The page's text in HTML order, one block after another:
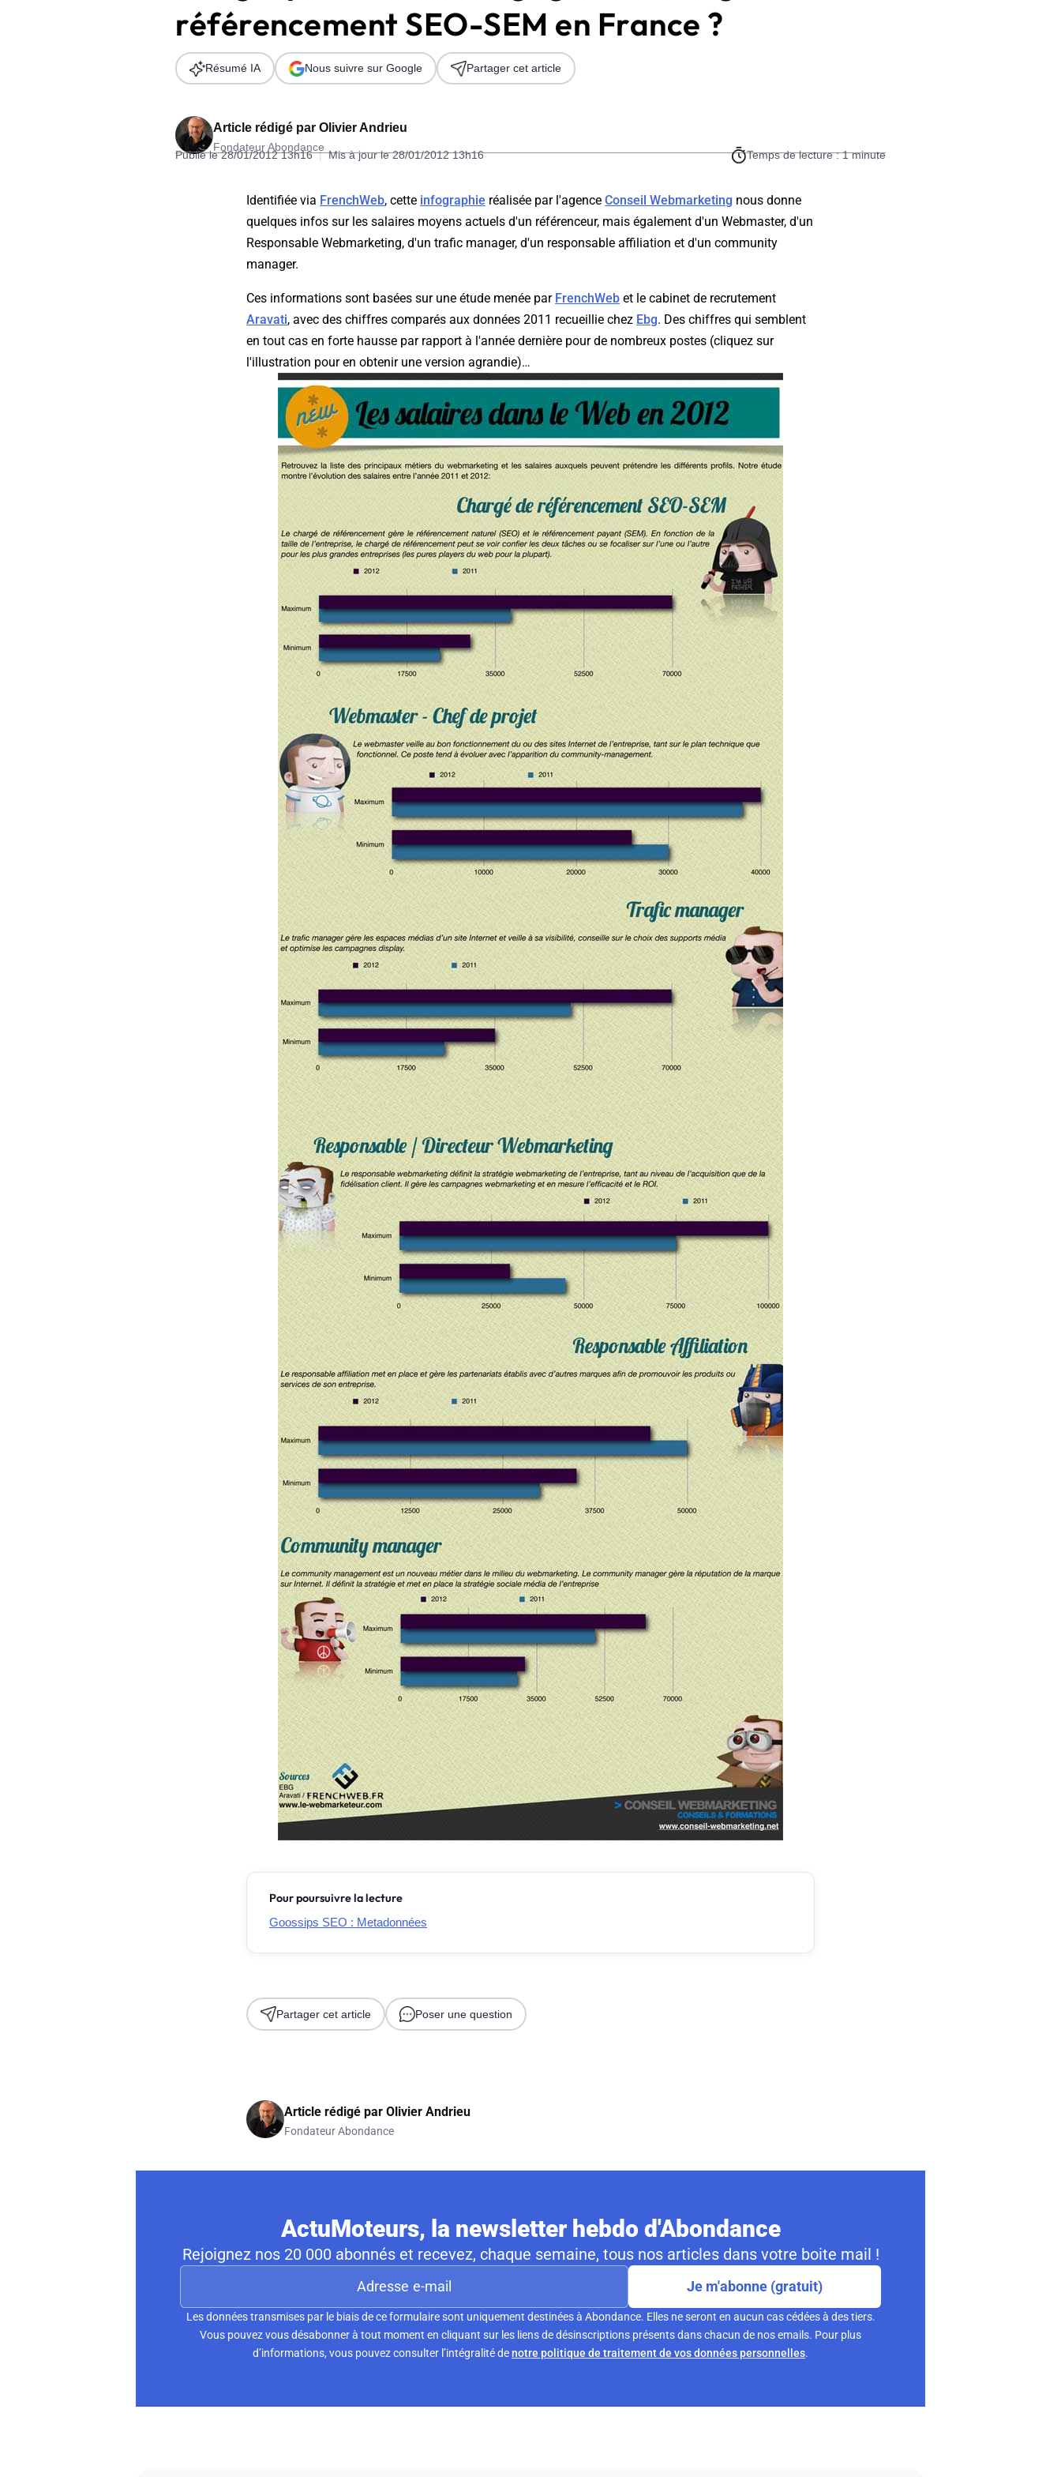
Télécharger l'Ebook
Formation SEO & GEO - Edition 2026
référencement SEO-SEM en France ?
Article rédigé par Olivier Andrieu
Fondateur Abondance
Publié le 28/01/2012 13h16 | Mis à jour le 28/01/2012 13h16 Temps de lecture : 1 minute
Résumé IA Nous suivre sur Google Partager cet article
Identifiée via FrenchWeb, cette infographie réalisée par l'agence Conseil Webmarketing nous donne
quelques infos sur les salaires moyens actuels d'un référenceur, mais également d'un Webmaster, d'un
Responsable Webmarketing, d'un trafic manager, d'un responsable affiliation et d'un community
manager.
Ces informations sont basées sur une étude menée par FrenchWeb et le cabinet de recrutement
Aravati, avec des chiffres comparés aux données 2011 recueillie chez Ebg. Des chiffres qui semblent
en tout cas en forte hausse par rapport à l'année dernière pour de nombreux postes (cliquez sur
l'illustration pour en obtenir une version agrandie)…
Pour poursuivre la lecture
Goossips SEO : Metadonnées
Partager cet article Poser une question
Article rédigé par Olivier Andrieu
Fondateur Abondance
ActuMoteurs, la newsletter hebdo d'Abondance
Rejoignez nos 20 000 abonnés et recevez, chaque semaine, tous nos articles dans votre boite mail !
Je m'abonne (gratuit)
Les données transmises par le biais de ce formulaire sont uniquement destinées à Abondance. Elles ne seront en aucun cas cédées à des tiers.
Vous pouvez vous désabonner à tout moment en cliquant sur les liens de désinscriptions présents dans chacun de nos emails. Pour plus
d’informations, vous pouvez consulter l’intégralité denotre politique de traitement de vos données personnelles.